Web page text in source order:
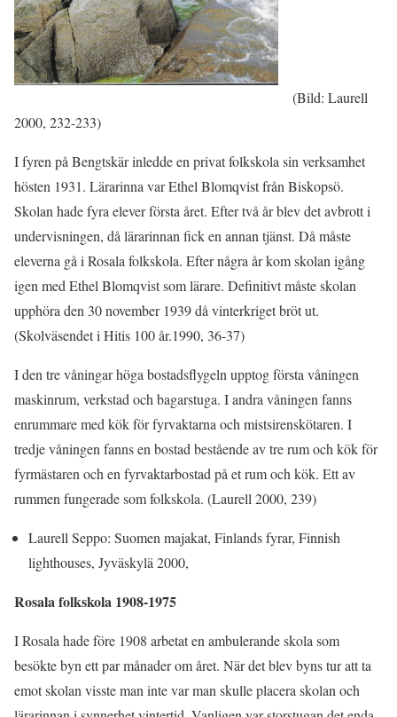
(Bild: Laurell
2000, 232-233)
I fyren på Bengtskär inledde en privat folkskola sin verksamhet
hösten 1931. Lärarinna var Ethel Blomqvist från Biskopsö.
Skolan hade fyra elever första året. Efter två år blev det avbrott i
undervisningen, då lärarinnan fick en annan tjänst. Då måste
eleverna gå i Rosala folkskola. Efter några år kom skolan igång
igen med Ethel Blomqvist som lärare. Definitivt måste skolan
upphöra den 30 november 1939 då vinterkriget bröt ut.
(Skolväsendet i Hitis 100 år.1990, 36-37)
I den tre våningar höga bostadsflygeln upptog första våningen
maskinrum, verkstad och bagarstuga. I andra våningen fanns
enrummare med kök för fyrvaktarna och mistsirenskötaren. I
tredje våningen fanns en bostad bestående av tre rum och kök för
fyrmästaren och en fyrvaktarbostad på et rum och kök. Ett av
rummen fungerade som folkskola. (Laurell 2000, 239)
Laurell Seppo: Suomen majakat, Finlands fyrar, Finnish
lighthouses, Jyväskylä 2000,
Rosala folkskola 1908-1975
I Rosala hade före 1908 arbetat en ambulerande skola som
besökte byn ett par månader om året. När det blev byns tur att ta
emot skolan visste man inte var man skulle placera skolan och